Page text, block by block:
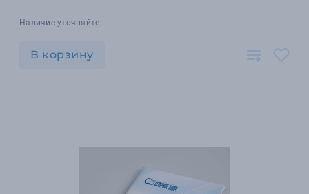
Наличие уточняйте
В корзину